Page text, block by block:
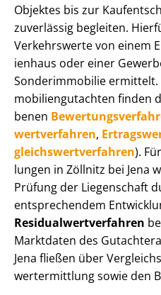
Objektes bis zur
zuverlässig begleiten.
Verkehrswerte von einem
i­en­haus oder einer
Sonderimmobilie
mo­bi­li­en­gut­ach­ten finden
be­nen
wert­ver­fah­ren,
gleichs­wert­ver­fah­ren).
lun­gen in Zöllnitz bei Jena
Prüfung der Liegenschaft
entsprechendem
Re­si­du­al­wert­ver­fah­ren
Marktdaten des
Jena fließen über
wert­ermitt­lung sowie den